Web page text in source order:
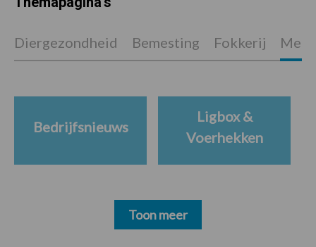
Diergezondheid Bemesting Fokkerij
Bedrijfsnieuws
Ligbox &
Voerhekken
Toon meer